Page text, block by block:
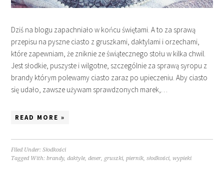
Dziś na blogu zapachniało w końcu świętami. A to za sprawą
przepisu na pyszne ciasto z gruszkami, daktylami i orzechami,
które zapewniam, że zniknie ze świątecznego stołu w kilka chwil.
Jest słodkie, puszyste i wilgotne, szczególnie za sprawą syropu z
brandy którym polewamy ciasto zaraz po upieczeniu. Aby ciasto
się udało, zawsze używam sprawdzonych marek,…
READ MORE »
Filed Under:Słodkości
Tagged With:brandy,daktyle,deser, gruszki,piernik,słodkości,wypieki